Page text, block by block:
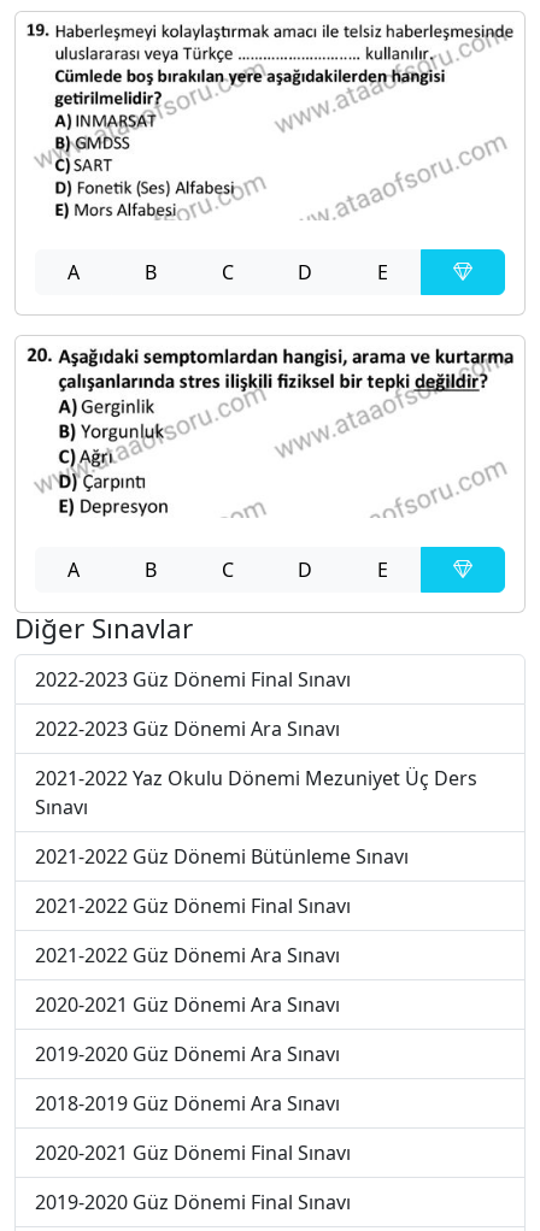
A B C D E
A B C D E
Diğer Sınavlar
2022-2023 Güz Dönemi Final Sınavı
2022-2023 Güz Dönemi Ara Sınavı
2021-2022 Yaz Okulu Dönemi Mezuniyet Üç Ders
Sınavı
2021-2022 Güz Dönemi Bütünleme Sınavı
2021-2022 Güz Dönemi Final Sınavı
2021-2022 Güz Dönemi Ara Sınavı
2020-2021 Güz Dönemi Ara Sınavı
2019-2020 Güz Dönemi Ara Sınavı
2018-2019 Güz Dönemi Ara Sınavı
2020-2021 Güz Dönemi Final Sınavı
2019-2020 Güz Dönemi Final Sınavı